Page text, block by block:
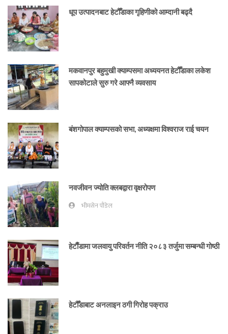
धूप उत्पादनबाट हेटौँडाका गृहिणीको आम्दानी बढ्दै
मकवानपुर बहुमुखी क्याम्पसमा अध्ययनत हेटौँडाका लकेश
सापकोटाले सुरु गरे आफ्नै व्यवसाय
बंशगोपाल क्याम्पसको सभा, अध्यक्षमा विश्वराज राई चयन
नवजीवन ज्योति क्लबद्वारा वृक्षरोपण
भीमसेन पौडेल
हेटाैँडामा जलवायु परिवर्तन नीति २०८३ तर्जुमा सम्बन्धी गोष्ठी
हेटौँडाबाट अनलाइन ठगी गिरोह पक्राउ